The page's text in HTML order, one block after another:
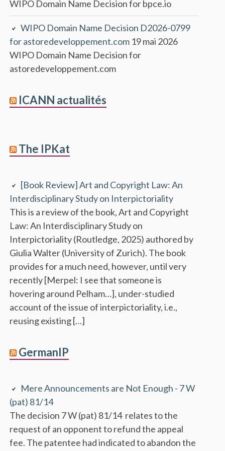
WIPO Domain Name Decision for bpce.io
WIPO Domain Name Decision D2026-0799
for astoredeveloppement.com 19 mai 2026
WIPO Domain Name Decision for
astoredeveloppement.com
ICANN actualités
The IPKat
[Book Review] Art and Copyright Law: An
Interdisciplinary Study on Interpictoriality
This is a review of the book, Art and Copyright
Law: An Interdisciplinary Study on
Interpictoriality (Routledge, 2025) authored by
Giulia Walter (University of Zurich). The book
provides for a much need, however, until very
recently [Merpel: I see that someone is
hovering around Pelham…], under-studied
account of the issue of interpictoriality, i.e.,
reusing existing […]
GermanIP
Mere Announcements are Not Enough - 7 W
(pat) 81/14
The decision 7 W (pat) 81/14 relates to the
request of an opponent to refund the appeal
fee. The patentee had indicated to abandon the